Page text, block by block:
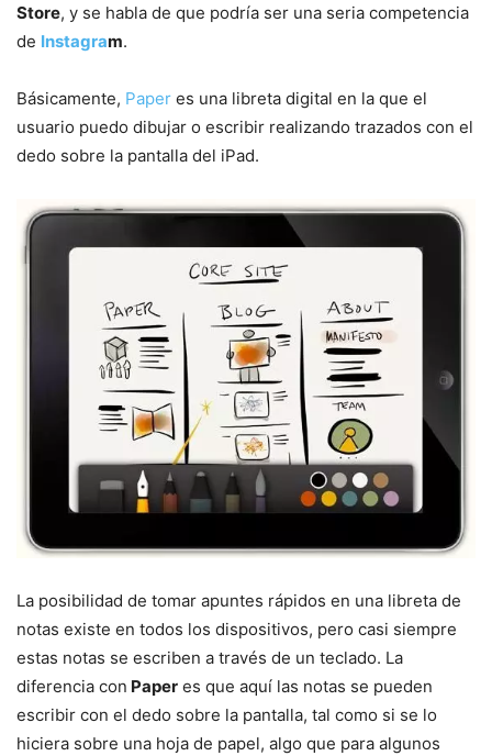
Store, y se habla de que podría ser una seria competencia
de Instagram.
Básicamente, Paper es una libreta digital en la que el
usuario puedo dibujar o escribir realizando trazados con el
dedo sobre la pantalla del iPad.
La posibilidad de tomar apuntes rápidos en una libreta de
notas existe en todos los dispositivos, pero casi siempre
estas notas se escriben a través de un teclado. La
diferencia con Paper es que aquí las notas se pueden
escribir con el dedo sobre la pantalla, tal como si se lo
hiciera sobre una hoja de papel, algo que para algunos